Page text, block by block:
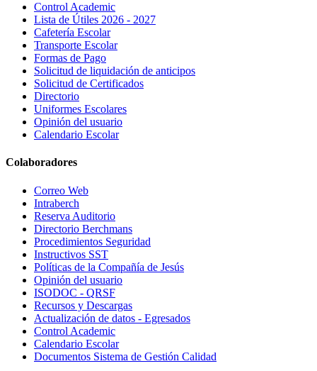
Control Academic
Lista de Útiles 2026 - 2027
Cafetería Escolar
Transporte Escolar
Formas de Pago
Solicitud de liquidación de anticipos
Solicitud de Certificados
Directorio
Uniformes Escolares
Opinión del usuario
Calendario Escolar
Colaboradores
Correo Web
Intraberch
Reserva Auditorio
Directorio Berchmans
Procedimientos Seguridad
Instructivos SST
Políticas de la Compañía de Jesús
Opinión del usuario
ISODOC - QRSF
Recursos y Descargas
Actualización de datos - Egresados
Control Academic
Calendario Escolar
Documentos Sistema de Gestión Calidad